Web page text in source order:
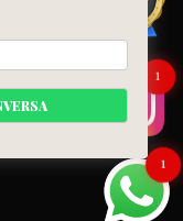
1
1